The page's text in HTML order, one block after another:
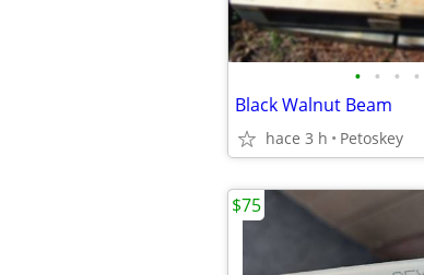
• • • •
Black Walnut Beam
hace 3 h Petoskey
$75